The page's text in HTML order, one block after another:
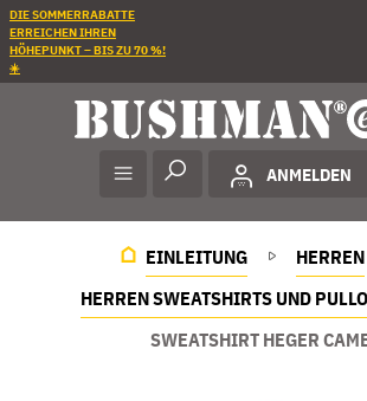
DIE SOMMERRABATTE
ERREICHEN IHREN
HÖHEPUNKT – BIS ZU 70 %!
☀️
ANMELDEN
EINLEITUNG
HERREN
HERREN SWEATSHIRTS UND
SWEATSHIRT HEGER